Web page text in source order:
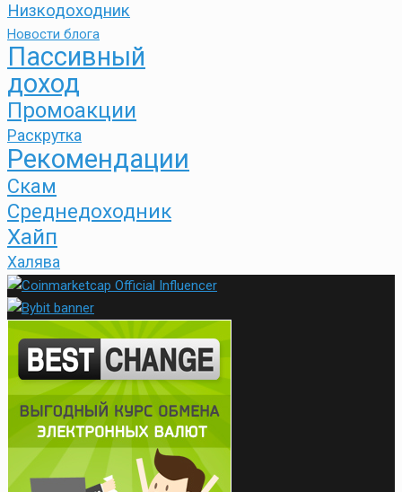
Низкодоходник
Новости блога
Пассивный
доход
Промоакции
Раскрутка
Рекомендации
Скам
Среднедоходник
Хайп
Халява